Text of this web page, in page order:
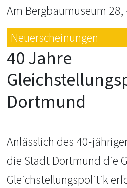
Am Bergbaumuseum
Neuerscheinungen
40 Jahre
Dortmund
Anlässlich des 40-
die Stadt Dortmund die
Gleichstellungspolitik